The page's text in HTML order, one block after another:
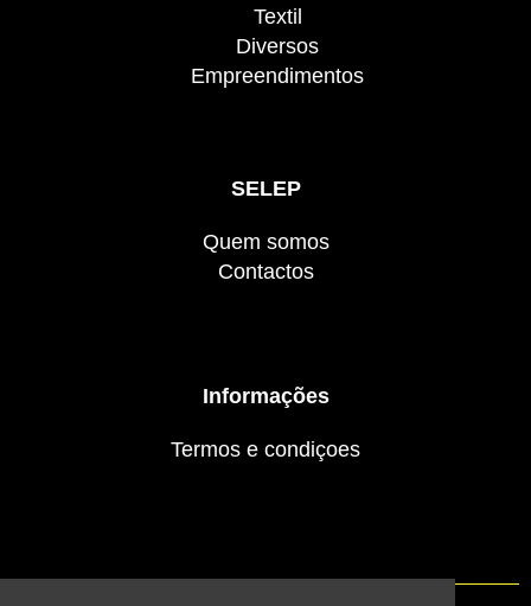
Textil
Diversos
Empreendimentos
SELEP
Quem somos
Contactos
Informações
Termos e condiçoes